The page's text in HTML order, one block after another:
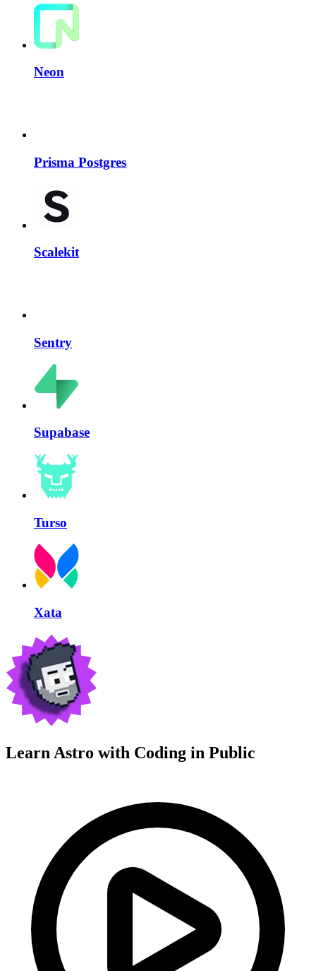
Neon
Prisma Postgres
Scalekit
Sentry
Supabase
Turso
Xata
Learn Astro with Coding in Public